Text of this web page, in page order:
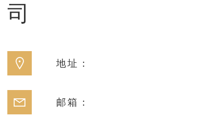
司
地址：
邮箱：